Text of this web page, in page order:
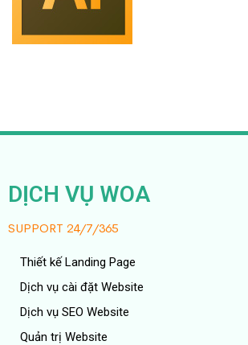
DỊCH VỤ WOA
SUPPORT 24/7/365
Thiết kế Landing Page
Dịch vụ cài đặt Website
Dịch vụ SEO Website
Quản trị Website